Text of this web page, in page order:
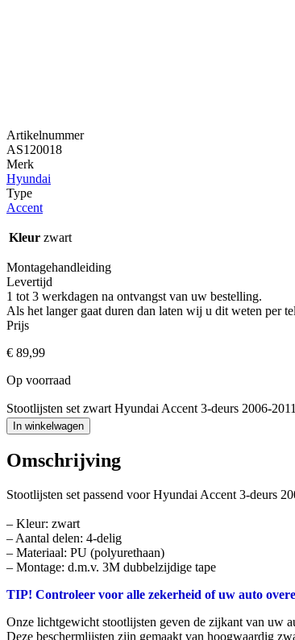
Artikelnummer
AS120018
Merk
Hyundai
Type
Accent
Kleur zwart
Montagehandleiding
Levertijd
1 tot 3 werkdagen na ontvangst van uw bestelling.
Als het langer gaat duren dan laten wij u dit weten per
Prijs
€ 89,99
Op voorraad
Stootlijsten set zwart Hyundai Accent 3-deurs 2006-
In winkelwagen
Omschrijving
Stootlijsten set passend voor Hyundai Accent 3-deurs
– Kleur: zwart
– Aantal delen: 4-delig
– Materiaal: PU (polyurethaan)
– Montage: d.m.v. 3M dubbelzijdige tape
TIP! Controleer voor alle zekerheid of uw auto
Onze lichtgewicht stootlijsten geven de zijkant van uw
Deze beschermlijsten zijn gemaakt van hoogwaardig